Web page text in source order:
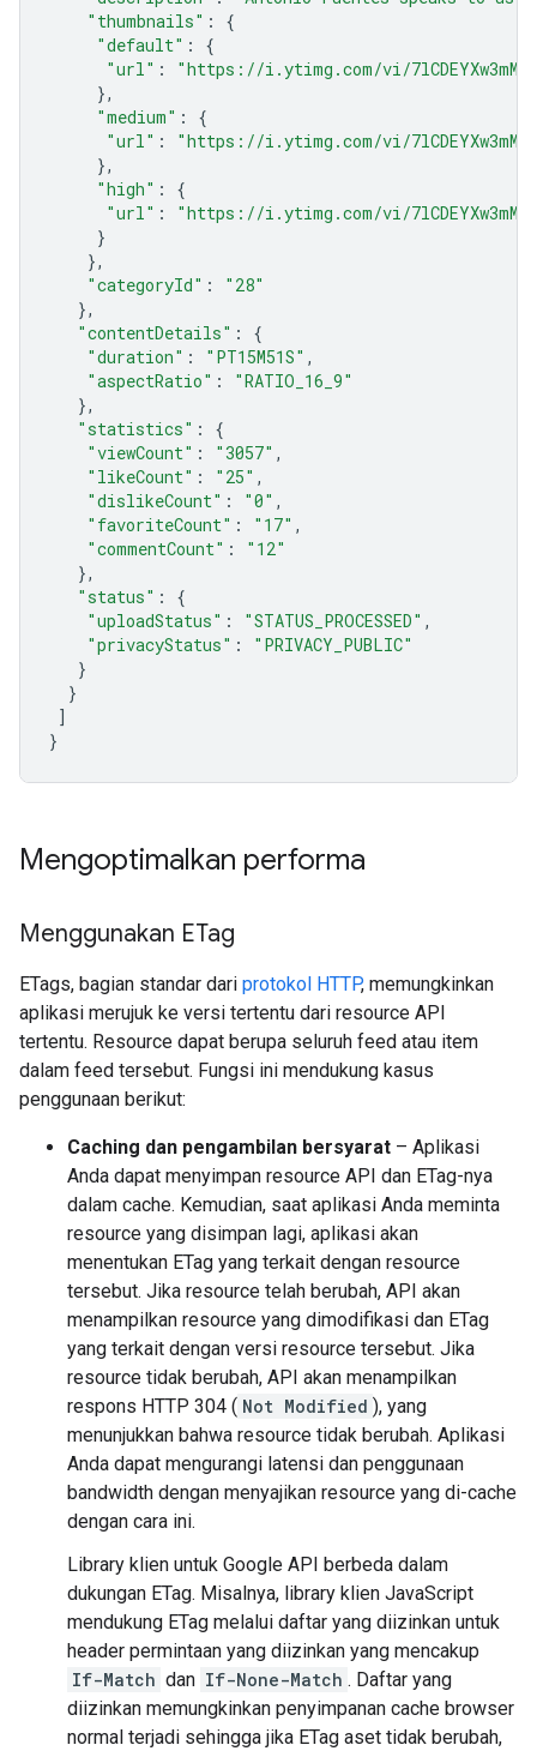
"thumbnails" :
{
"default" :
{
"url" :
"https://i.ytimg.com/vi/
},
"medium" :
{
"url" :
"https://i.ytimg.com/vi/
},
"high" :
{
"url" :
"https://i.ytimg.com/vi/
}
},
"categoryId" :
"28"
},
"contentDetails" :
{
"duration" : "PT15M51S" ,
"aspectRatio" :
"RATIO_16_9"
},
"statistics" :
{
"viewCount" : "3057" ,
"likeCount" : "25" ,
"dislikeCount" : "0" ,
"favoriteCount" : "17" ,
"commentCount" :
"12"
},
"status" :
{
"uploadStatus" : "STATUS_PROCESSED" ,
"privacyStatus" :
"PRIVACY_PUBLIC"
}
}
]
}
Mengoptimalkan performa
Menggunakan ETag
ETags, bagian standar dari protokol HTTP, memungkinkan
aplikasi merujuk ke versi tertentu dari resource API
tertentu. Resource dapat berupa seluruh feed atau item
dalam feed tersebut. Fungsi ini mendukung kasus
penggunaan berikut:
Caching dan pengambilan bersyarat – Aplikasi
Anda dapat menyimpan resource API dan ETag-nya
dalam cache. Kemudian, saat aplikasi Anda meminta
resource yang disimpan lagi, aplikasi akan
menentukan ETag yang terkait dengan resource
tersebut. Jika resource telah berubah, API akan
menampilkan resource yang dimodifikasi dan ETag
yang terkait dengan versi resource tersebut. Jika
resource tidak berubah, API akan menampilkan
respons HTTP 304 ( Not Modified ), yang
menunjukkan bahwa resource tidak berubah. Aplikasi
Anda dapat mengurangi latensi dan penggunaan
bandwidth dengan menyajikan resource yang di-cache
dengan cara ini.
Library klien untuk Google API berbeda dalam
dukungan ETag. Misalnya, library klien JavaScript
mendukung ETag melalui daftar yang diizinkan untuk
header permintaan yang diizinkan yang mencakup
If-Match dan If-None-Match . Daftar yang
diizinkan memungkinkan penyimpanan cache browser
normal terjadi sehingga jika ETag aset tidak berubah,